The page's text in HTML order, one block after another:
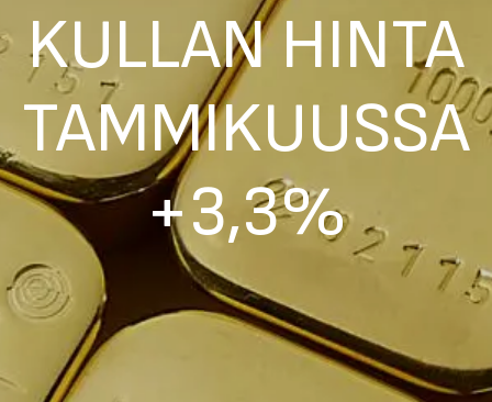
KULLAN HINTA
TAMMIKUUSSA
+3,3%